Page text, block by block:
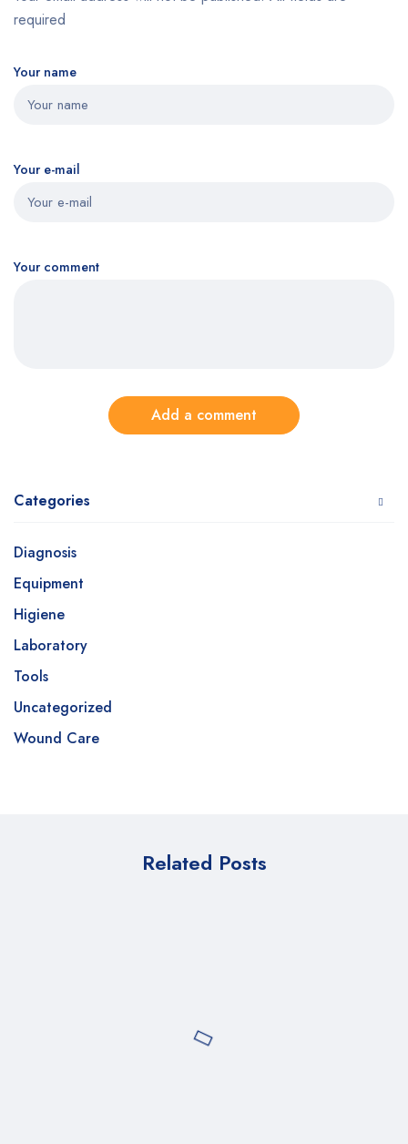
required
Your name
Your e-mail
Your comment
Add a comment
Categories
Diagnosis
Equipment
Higiene
Laboratory
Tools
Uncategorized
Wound Care
Related Posts